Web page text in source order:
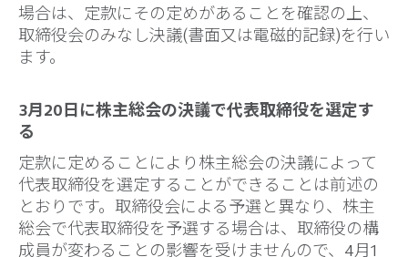
場合は、定款にその定めがあることを確認の上、
取締役会のみなし決議(書面又は電磁的記録)を行い
ます。
3月20日に株主総会の決議で代表取締役を選定す
る
定款に定めることにより株主総会の決議によって
代表取締役を選定することができることは前述の
とおりです。取締役会による予選と異なり、株主
総会で代表取締役を予選する場合は、取締役の構
成員が変わることの影響を受けませんので、4月1